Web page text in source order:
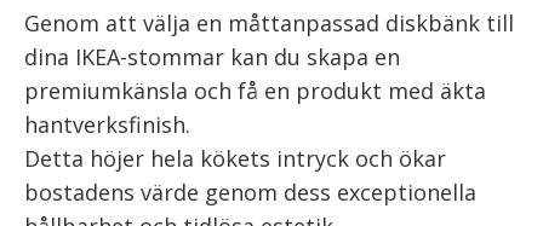
Genom att välja en måttanpassad diskbänk till
dina IKEA-stommar kan du skapa en
premiumkänsla och få en produkt med äkta
hantverksfinish.
Detta höjer hela kökets intryck och ökar
bostadens värde genom dess exceptionella